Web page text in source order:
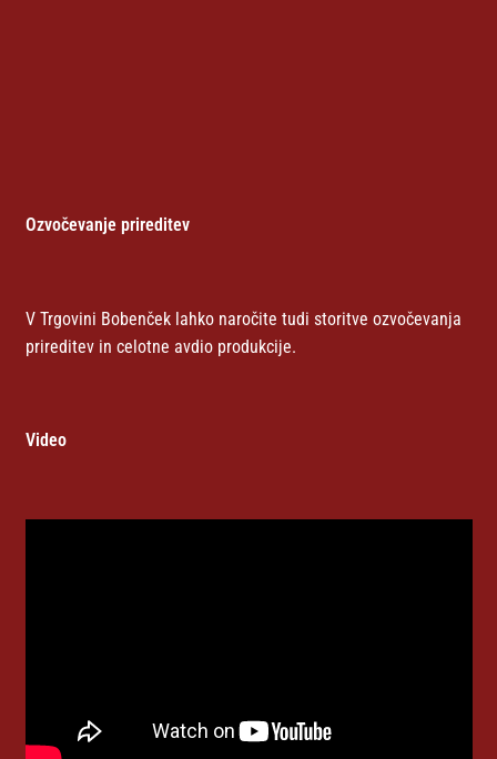
Ozvočevanje prireditev
V Trgovini Bobenček lahko naročite tudi storitve ozvočevanja
prireditev in celotne avdio produkcije.
Video